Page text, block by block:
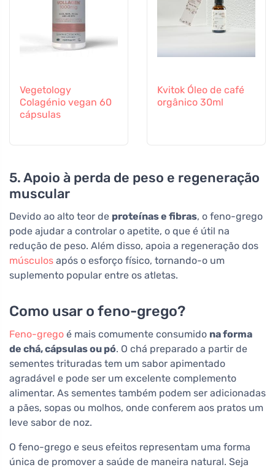
Vegetology
Colagénio vegan 60
cápsulas
Kvitok Óleo de café
orgânico 30ml
5. Apoio à perda de peso e regeneração
muscular
Devido ao alto teor de proteínas e fibras, o feno-grego
pode ajudar a controlar o apetite, o que é útil na
redução de peso. Além disso, apoia a regeneração dos
músculos após o esforço físico, tornando-o um
suplemento popular entre os atletas.
Como usar o feno-grego?
Feno-grego é mais comumente consumido na forma
de chá, cápsulas ou pó. O chá preparado a partir de
sementes trituradas tem um sabor apimentado
agradável e pode ser um excelente complemento
alimentar. As sementes também podem ser adicionadas
a pães, sopas ou molhos, onde conferem aos pratos um
leve sabor de noz.
O feno-grego e seus efeitos representam uma forma
única de promover a saúde de maneira natural. Seja